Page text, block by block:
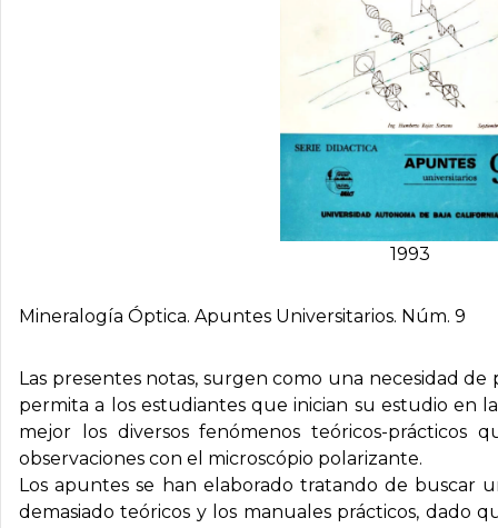
1993
Mineralogía Óptica. Apuntes Universitarios. Núm. 9
Las presentes notas, surgen como una necesidad
permita a los estudiantes que inician su estudio en
mejor los diversos fenómenos teóricos-prácticos
observaciones con el microscópio polarizante.
Los apuntes se han elaborado tratando de buscar
demasiado teóricos y los manuales prácticos, dado